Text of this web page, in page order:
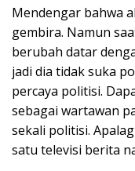
Mendengar bahwa
gembira. Namun
berubah datar
jadi dia tidak suka
percaya politisi.
sebagai wartawan
sekali politisi.
satu televisi berita